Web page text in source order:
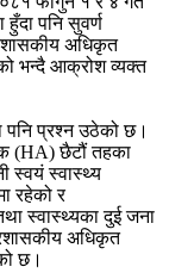
पनि सुवर्ण
अधिकृत
भन्दै आक्रोश व्यक्त
पनि प्रश्न उठेको छ।
(HA) छैटौं तहका
स्वयं स्वास्थ्य
रहेको र
स्वास्थ्यका दुई जना
अधिकृत
छ।